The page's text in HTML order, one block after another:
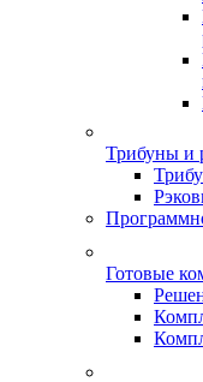
Трибуны и
Готовые